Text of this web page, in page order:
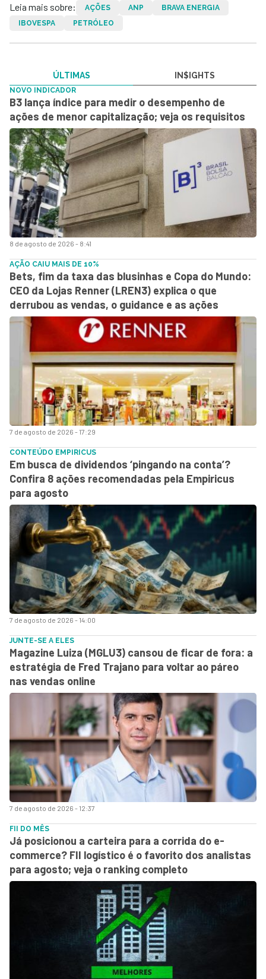
Leia mais sobre: AÇÕES ANP
BRAVA ENERGIA
IBOVESPA
PETRÓLEO
ÚLTIMAS IN$IGHTS
8 de agosto de 2026 - 8:41
NOVO INDICADOR
B3 lança índice para medir o desempenho de
ações de menor capitalização; veja os requisitos
7 de agosto de 2026 - 17:29
AÇÃO CAIU MAIS DE 10%
Bets, fim da taxa das blusinhas e Copa do Mundo:
CEO da Lojas Renner (LREN3) explica o que
derrubou as vendas, o guidance e as ações
7 de agosto de 2026 - 14:00
CONTEÚDO EMPIRICUS
Em busca de dividendos ‘pingando na conta’?
Confira 8 ações recomendadas pela Empiricus
para agosto
7 de agosto de 2026 - 12:37
JUNTE-SE A ELES
Magazine Luiza (MGLU3) cansou de ficar de fora: a
estratégia de Fred Trajano para voltar ao páreo
nas vendas online
FII DO MÊS
Já posicionou a carteira para a corrida do e-
commerce? FII logístico é o favorito dos analistas
para agosto; veja o ranking completo